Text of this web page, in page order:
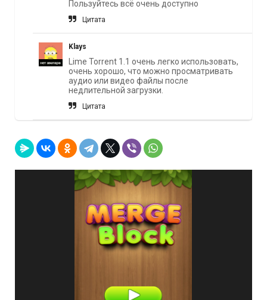
Пользуйтесь всё очень доступно
Цитата
Klays
Lime Torrent 1.1 очень легко использовать,
очень хорошо, что можно просматривать
аудио или видео файлы после
недлительной загрузки.
Цитата